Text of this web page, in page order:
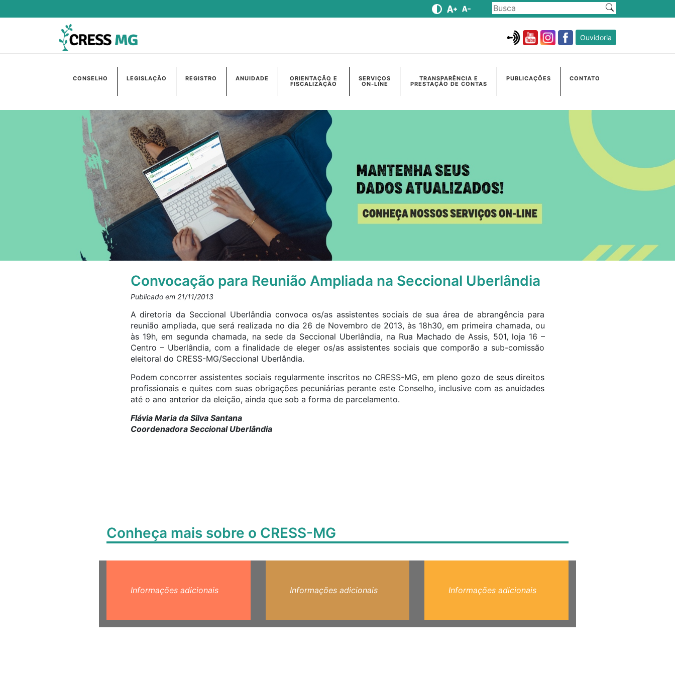
Ouvidoria
CONSELHO LEGISLAÇÃO REGISTRO ANUIDADE ORIENTAÇÃO E
FISCALIZAÇÃO
SERVIÇOS
ON-LINE
TRANSPARÊNCIA E
PRESTAÇÃO DE CONTAS
PUBLICAÇÕES CONTATO
Convocação para Reunião Ampliada na Seccional Uberlândia
Publicado em 21/11/2013
A diretoria da Seccional Uberlândia convoca os/as assistentes sociais de sua área de abrangência para
reunião ampliada, que será realizada no dia 26 de Novembro de 2013, às 18h30, em primeira chamada, ou
às 19h, em segunda chamada, na sede da Seccional Uberlândia, na Rua Machado de Assis, 501, loja 16 –
Centro – Uberlândia, com a finalidade de eleger os/as assistentes sociais que comporão a sub-comissão
eleitoral do CRESS-MG/Seccional Uberlândia.
Podem concorrer assistentes sociais regularmente inscritos no CRESS-MG, em pleno gozo de seus direitos
profissionais e quites com suas obrigações pecuniárias perante este Conselho, inclusive com as anuidades
até o ano anterior da eleição, ainda que sob a forma de parcelamento.
Flávia Maria da Silva Santana
Coordenadora Seccional Uberlândia
Conheça mais sobre o CRESS-MG
Informações adicionais Informações adicionais Informações adicionais